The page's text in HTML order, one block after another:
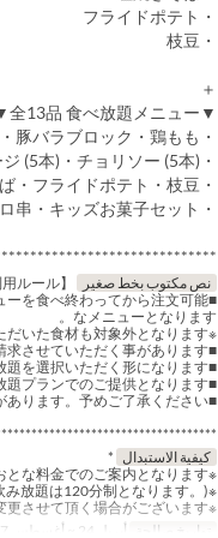
・フライドポテト
・枝豆
＋
▼全13品 食べ放題メニュー▼
・牛カルビ・豚バラカルビ・豚バラブロック・鶏もも
・BBQフランク串・ソーセージ (5本)・チョリソー (5本)
・塩焼きそば・ソース焼きそば・フライドポテト・枝豆
・大きなマシュマロ串・キッズお菓子セット
نص مكتوب بخط صغير
【食べ放題ご利用ルール】
ーを食べ終わってから注文可能
なメニューとなります。
※オプションメニューで事前にご注文いただいた食材も対象外となります。
■食べ残し厳禁で、あまりに多くの食材を残された場合は料金をご請求させていただく事があります。
■食べ放題メニューを選択された場合はグループ全員食べ放題を選択いただく形になります。
■キッズプランをご注文される場合は食べ放題プランでのご提供となります。
■食べ放題メニューは予告をせずに欠品・変更などが生じる場合があります。予めご了承ください。
كيفية الاستبدال *
※中学生以上のお客様はおとな料金でのご案内となります。
※飲み放題プラン込みのお値段です。(食べ放題・飲み放題は120分制となります。)
※仕入れ状況により、一部内容を変更させて頂く場合がございます。
تواريخ صالحة
أبريل 24 ~ أغسطس 07, أغسطس 17 ~ ديسمبر 20